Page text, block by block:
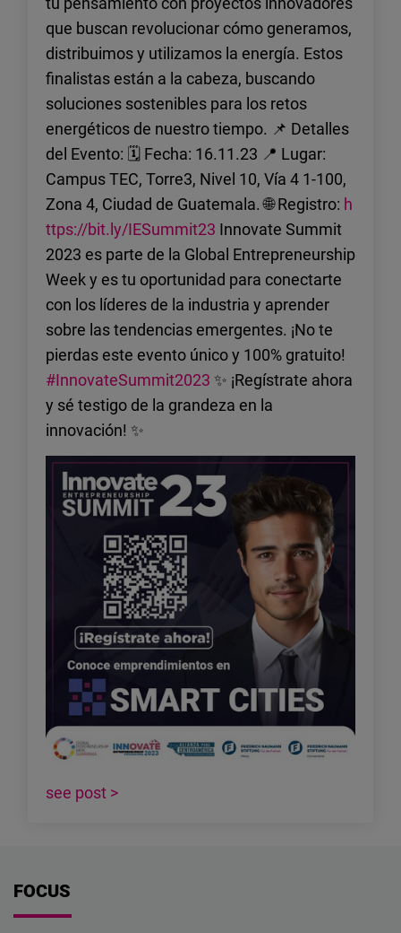
que buscan revolucionar cómo generamos,
distribuimos y utilizamos la energía. Estos
finalistas están a la cabeza, buscando
soluciones sostenibles para los retos
energéticos de nuestro tiempo. 📌 Detalles
del Evento: 🗓 Fecha: 16.11.23 📍 Lugar:
Campus TEC, Torre3, Nivel 10, Vía 4 1-100,
Zona 4, Ciudad de Guatemala. 🌐 Registro: h
ttps://bit.ly/IESummit23 Innovate Summit
2023 es parte de la Global Entrepreneurship
Week y es tu oportunidad para conectarte
con los líderes de la industria y aprender
sobre las tendencias emergentes. ¡No te
pierdas este evento único y 100% gratuito!
#InnovateSummit2023 ✨ ¡Regístrate ahora
y sé testigo de la grandeza en la
innovación! ✨
see post >
FOCUS